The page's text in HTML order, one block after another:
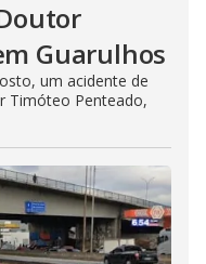
Guarulhos
um acidente de
Timóteo Penteado,